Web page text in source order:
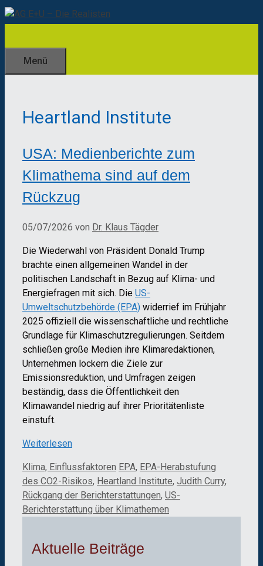
Zum
Inhalt
Menü
Heartland Institute
USA: Medienberichte zum
Klimathema sind auf dem
Rückzug
05/07/2026 von Dr. Klaus Tägder
Die Wiederwahl von Präsident Donald Trump
brachte einen allgemeinen Wandel in der
politischen Landschaft in Bezug auf Klima- und
Energiefragen mit sich. Die US-
Umweltschutzbehörde (EPA) widerrief im Frühjahr
2025 offiziell die wissenschaftliche und rechtliche
Grundlage für Klimaschutzregulierungen. Seitdem
schließen große Medien ihre Klimaredaktionen,
Unternehmen lockern die Ziele zur
Emissionsreduktion, und Umfragen zeigen
beständig, dass die Öffentlichkeit den
Klimawandel niedrig auf ihrer Prioritätenliste
einstuft.
Weiterlesen
Kategorien
Klima, Einflussfaktoren Schlagwörter
EPA, EPA-Herabstufung
des CO2-Risikos, Heartland Institute, Judith Curry,
Rückgang der Berichterstattungen, US-
Berichterstattung über Klimathemen
Aktuelle Beiträge